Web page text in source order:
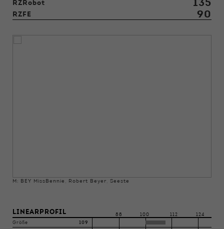
RZRobot 135
RZFE 90
M: BEY MissBennie, Robert Beyer, Seeste
LINEARPROFIL 88 100 112
124
Größe
109